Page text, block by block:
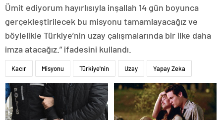
Ümit ediyorum hayırlısıyla inşallah 14 gün boyunca
gerçekleştirilecek bu misyonu tamamlayacağız ve
böylelikle Türkiye’nin uzay çalışmalarında bir ilke daha
imza atacağız.” ifadesini kullandı.
Kacır Misyonu Türkiye'nin Uzay Yapay Zeka